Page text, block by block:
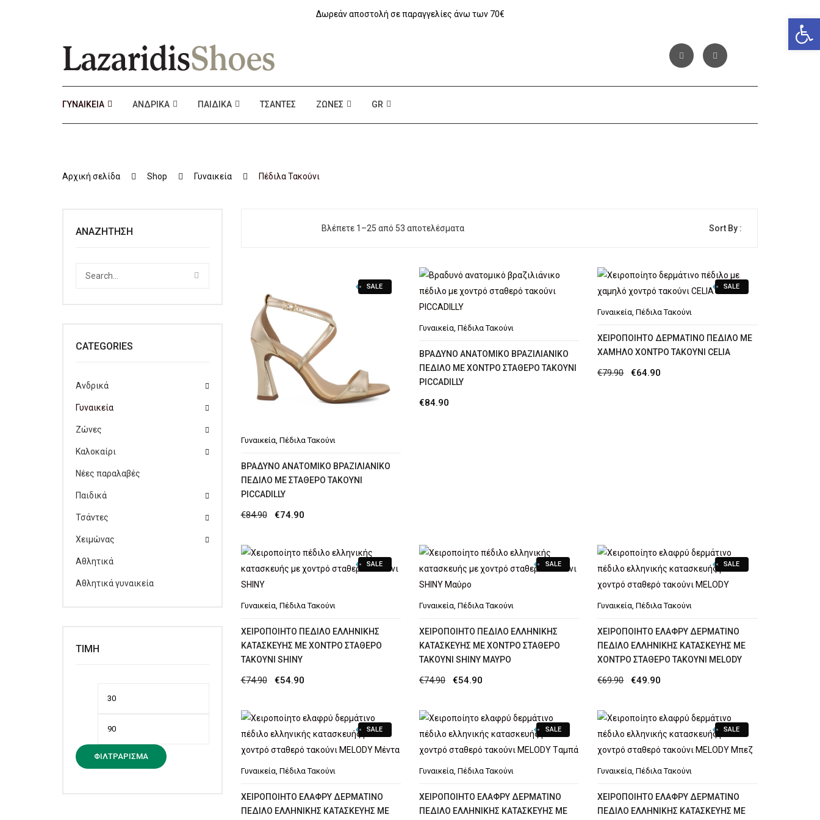
Δωρεάν αποστολή σε παραγγελίες άνω των 70€
ΓΥΝΑΙΚΕΊΑ ΑΝΔΡΙΚΆ ΠΑΙΔΙΚΆ ΤΣΆΝΤΕΣ ΖΏΝΕΣ GR
Αρχική σελίδα Shop Γυναικεία Πέδιλα Τακούνι
Βλέπετε 1–25 από 53 αποτελέσματα Sort By :
SALE
Γυναικεία, Πέδιλα Τακούνι
ΒΡΑΔΥΝΌ ΑΝΑΤΟΜΙΚΌ ΒΡΑΖΙΛΙΆΝΙΚΟ
ΠΈΔΙΛΟ ΜΕ ΣΤΑΘΕΡΌ ΤΑΚΟΎΝΙ
PICCADILLY
€84.90
Original
was:
€84.90.
€74.90Η
τιμή
είναι:
Γυναικεία Πέδιλα Τακούνι
ΒΡΑΔΥΝΌ ΑΝΑΤΟΜΙΚΌ ΒΡΑΖΙΛΙΆΝΙΚΟ
ΠΈΔΙΛΟ ΜΕ ΧΟΝΤΡΌ ΣΤΑΘΕΡΌ ΤΑΚΟΎΝΙ
PICCADILLY
€84.90
SALE
Γυναικεία ,Πέδιλα Τακούνι
XΕΙΡΟΠΟΊΗΤΟ ΔΕΡΜΆΤΙΝΟ ΠΈΔΙΛΟ ΜΕ
ΧΑΜΗΛΌ ΧΟΝΤΡΌ ΤΑΚΟΎΝΙ CELIA
€79.90
Original
€64.90
SALE
Γυναικεία, Πέδιλα Τακούνι
XΕΙΡΟΠΟΊΗΤΟ ΠΈΔΙΛΟ ΕΛΛΗΝΙΚΉΣ
ΚΑΤΑΣΚΕΥΉΣ ΜΕ ΧΟΝΤΡΌ ΣΤΑΘΕΡΌ
ΤΑΚΟΎΝΙ SHINY
€74.90
Original
was:
€74.90.
€54.90Η
τιμή
είναι:
€54.90.
SALE
Γυναικεία, Πέδιλα Τακούνι
XΕΙΡΟΠΟΊΗΤΟ ΠΈΔΙΛΟ ΕΛΛΗΝΙΚΉΣ
ΚΑΤΑΣΚΕΥΉΣ ΜΕ ΧΟΝΤΡΌ ΣΤΑΘΕΡΌ
ΤΑΚΟΎΝΙ SHINY MΑΎΡΟ
€74.90
Original
was:
€74.90.
€54.90Η
τιμή
είναι:
€54.90.
SALE
Γυναικεία,Πέδιλα Τακούνι
ΧΕΙΡΟΠΟΊΗΤΟ ΕΛΑΦΡΎ ΔΕΡΜΆΤΙΝΟ
ΠΈΔΙΛΟ ΕΛΛΗΝΙΚΉΣ ΚΑΤΑΣΚΕΥΉΣ ΜΕ
ΧΟΝΤΡΌ ΣΤΑΘΕΡΌ ΤΑΚΟΎΝΙ MELODY
€69.90
Original
was:
€69.90.
€49.90
τιμή
είναι:
€49.90.
SALE
Γυναικεία, Πέδιλα Τακούνι
ΧΕΙΡΟΠΟΊΗΤΟ ΕΛΑΦΡΎ ΔΕΡΜΆΤΙΝΟ
ΠΈΔΙΛΟ ΕΛΛΗΝΙΚΉΣ ΚΑΤΑΣΚΕΥΉΣ ΜΕ
SALE
Γυναικεία, Πέδιλα Τακούνι
ΧΕΙΡΟΠΟΊΗΤΟ ΕΛΑΦΡΎ ΔΕΡΜΆΤΙΝΟ
ΠΈΔΙΛΟ ΕΛΛΗΝΙΚΉΣ ΚΑΤΑΣΚΕΥΉΣ ΜΕ
SALE
Γυναικεία,Πέδιλα Τακούνι
ΧΕΙΡΟΠΟΊΗΤΟ ΕΛΑΦΡΎ ΔΕΡΜΆΤΙΝΟ
ΠΈΔΙΛΟ ΕΛΛΗΝΙΚΉΣ ΚΑΤΑΣΚΕΥΉΣ ΜΕ
ΑΝΑΖΉΤΗΣΗ
CATEGORIES
Ανδρικά
Γυναικεία
Ζώνες
Καλοκαίρι
Νέες παραλαβές
Παιδικά
Τσάντες
Χειμώνας
Αθλητικά
Αθλητικά γυναικεία
ΤΙΜΉ
ΦΙΛΤΡΆΡΙΣΜΑ